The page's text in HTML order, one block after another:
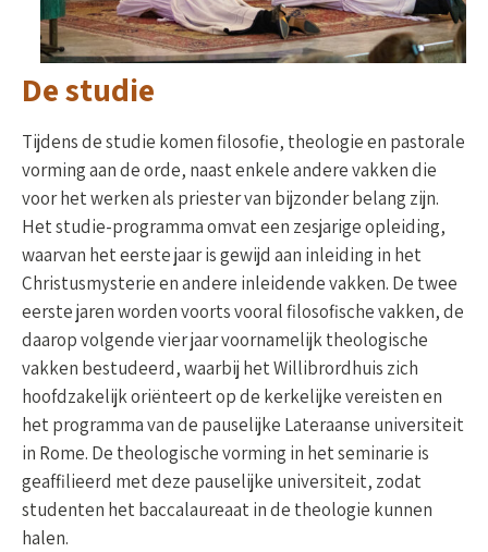
De studie
Tijdens de studie komen filosofie, theologie en pastorale
vorming aan de orde, naast enkele andere vakken die
voor het werken als priester van bijzonder belang zijn.
Het studie-programma omvat een zesjarige opleiding,
waarvan het eerste jaar is gewijd aan inleiding in het
Christusmysterie en andere inleidende vakken. De twee
eerste jaren worden voorts vooral filosofische vakken, de
daarop volgende vier jaar voornamelijk theologische
vakken bestudeerd, waarbij het Willibrordhuis zich
hoofdzakelijk oriënteert op de kerkelijke vereisten en
het programma van de pauselijke Lateraanse universiteit
in Rome. De theologische vorming in het seminarie is
geaffilieerd met deze pauselijke universiteit, zodat
studenten het baccalaureaat in de theologie kunnen
halen.